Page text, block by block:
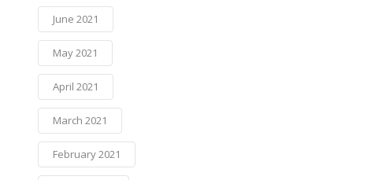
June 2021
May 2021
April 2021
March 2021
February 2021